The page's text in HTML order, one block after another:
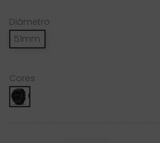
Diâmetro
51mm
Cores
Slate
Gray